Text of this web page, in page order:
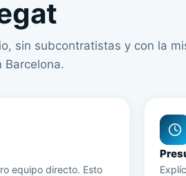
sin subcontratistas y con la
Barcelona.
equipo directo. Esto